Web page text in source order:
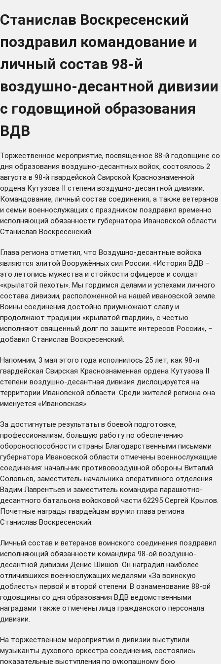
Станислав Воскресенский
поздравил командование и
личный состав 98-й
воздушно-десантной дивизии
с годовщиной образования
ВДВ
Торжественное мероприятие, посвященное 88-й годовщине со
дня образования воздушно-десантных войск, состоялось 2
августа в 98-й гвардейской Свирской Краснознаменной
ордена Кутузова II степени воздушно-десантной дивизии.
Командование, личный состав соединения, а также ветеранов
и семьи военнослужащих с праздником поздравил временно
исполняющий обязанности губернатора Ивановской области
Станислав Воскресенский.
Глава региона отметил, что Воздушно-десантные войска
являются элитой Вооружённых сил России. «История ВДВ –
это летопись мужества и стойкости офицеров и солдат
«крылатой пехоты». Мы гордимся делами и успехами личного
состава дивизии, расположенной на нашей ивановской земле.
Воины соединения достойно приумножают славу и
продолжают традиции «крылатой гвардии», с честью
исполняют священный долг по защите интересов России», –
добавил Станислав Воскресенский.
Напомним, 3 мая этого года исполнилось 25 лет, как 98-я
гвардейская Свирская Краснознаменная ордена Кутузова II
степени воздушно-десантная дивизия дислоцируется на
территории Ивановской области. Среди жителей региона она
именуется «Ивановская».
За достигнутые результаты в боевой подготовке,
профессионализм, большую работу по обеспечению
обороноспособности страны Благодарственными письмами
губернатора Ивановской области отмечены военнослужащие
соединения: начальник противовоздушной обороны Виталий
Соловьев, заместитель начальника оперативного отделения
Вадим Лаврентьев и заместитель командира парашютно-
десантного батальона войсковой части 62295 Сергей Крылов.
Почетные награды гвардейцам вручил глава региона
Станислав Воскресенский.
Личный состав и ветеранов воинского соединения поздравил
исполняющий обязанности командира 98-ой воздушно-
десантной дивизии Денис Шишов. Он наградил наиболее
отличившихся военнослужащих медалями «За воинскую
доблесть» первой и второй степени. В ознаменование 88-ой
годовщины со дня образования ВДВ ведомственными
наградами также отмечены лица гражданского персонала
дивизии.
На торжественном мероприятии в дивизии выступили
музыканты духового оркестра соединения, состоялись
показательные выступления по рукопашному бою